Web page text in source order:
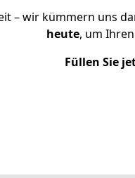
– wir kümmern uns
heute, um
Füllen Sie